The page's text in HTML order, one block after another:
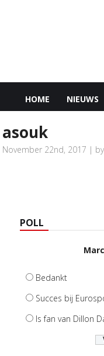
HOME NIEUWS
asouk
November 22nd, 2017 | by
POLL
Bedankt
Succes bij
Is fan van Dillon